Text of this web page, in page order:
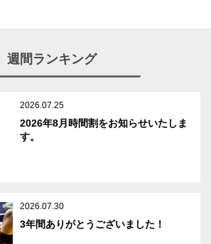
週間ランキング
2026.07.25
2026年8月時間割をお知らせいたしま
す。
2026.07.30
3年間ありがとうございました！